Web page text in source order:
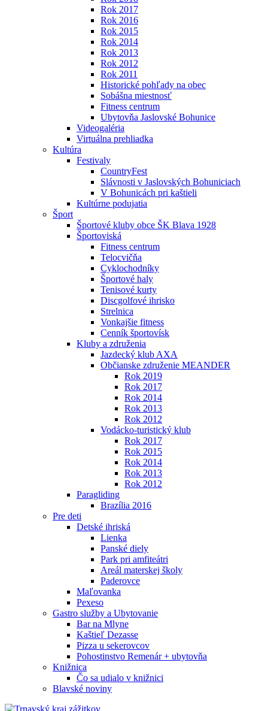
Rok 2017
Rok 2016
Rok 2015
Rok 2014
Rok 2013
Rok 2012
Rok 2011
Historické pohľady na obec
Sobášna miestnosť
Fitness centrum
Ubytovňa Jaslovské Bohunice
Videogaléria
Virtuálna prehliadka
Kultúra
Festivaly
CountryFest
Slávnosti v Jaslovských Bohuniciach
V Bohunicách pri kaštieli
Kultúrne podujatia
Šport
Športové kluby obce ŠK Blava 1928
Športoviská
Fitness centrum
Telocvičňa
Cyklochodníky
Športové haly
Tenisové kurty
Discgolfové ihrisko
Strelnica
Vonkajšie fitness
Cenník športovísk
Kluby a združenia
Jazdecký klub AXA
Občianske združenie MEANDER
Rok 2019
Rok 2017
Rok 2014
Rok 2013
Rok 2012
Vodácko-turistický klub
Rok 2017
Rok 2015
Rok 2014
Rok 2013
Rok 2012
Paragliding
Brazília 2016
Pre deti
Detské ihriská
Lienka
Panské diely
Park pri amfiteátri
Areál materskej školy
Paderovce
Maľovanka
Pexeso
Gastro služby a Ubytovanie
Bar na Mlyne
Kaštieľ Dezasse
Pizza u sekerovcov
Pohostinstvo Remenár + ubytovňa
Knižnica
Čo sa udialo v knižnici
Blavské noviny